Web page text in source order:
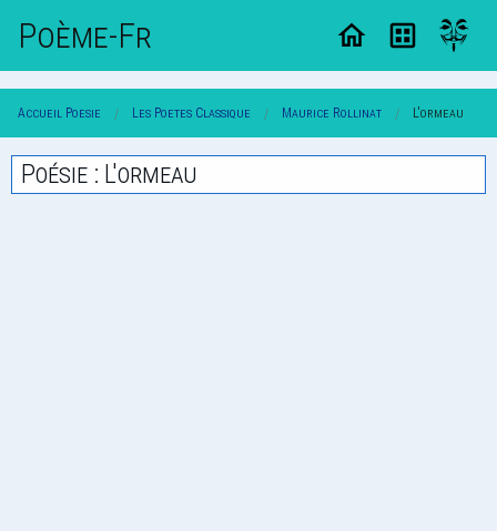
Poème-Fr
Accueil Poesie Les Poetes Classique Maurice Rollinat L'ormeau
Poésie : L'ormeau